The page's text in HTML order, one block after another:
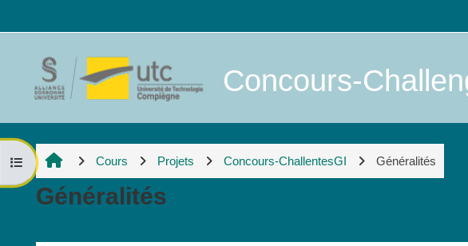
Concours-
Ouvrir l’index du cours
Cours Projets Concours-ChallentesGI Généralités
Généralités